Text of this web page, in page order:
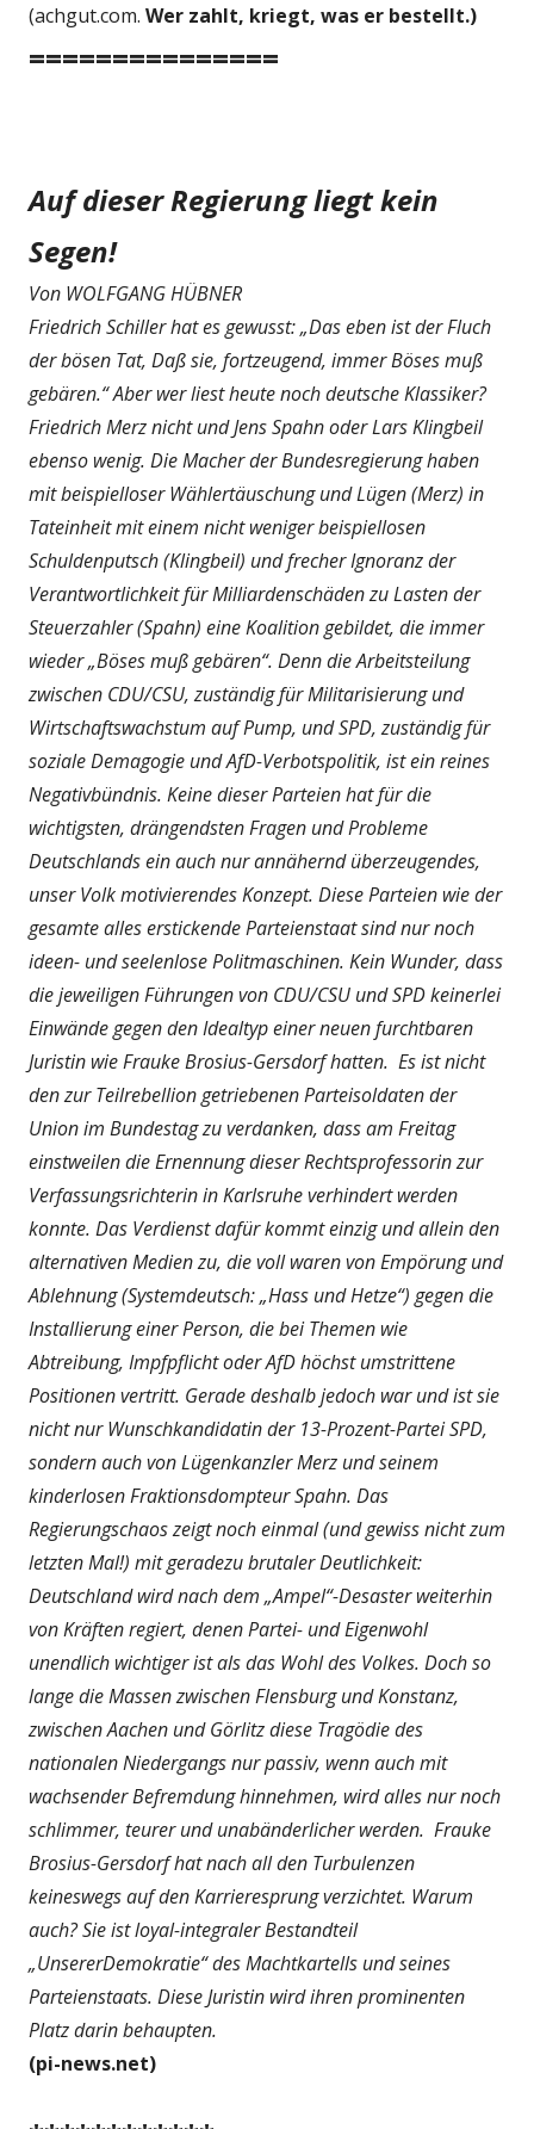
(achgut.com. Wer zahlt, kriegt, was er bestellt.)
===============
Auf dieser Regierung liegt kein
Segen!
Von WOLFGANG HÜBNER
Friedrich Schiller hat es gewusst: „Das eben ist der Fluch
der bösen Tat, Daß sie, fortzeugend, immer Böses muß
gebären.“ Aber wer liest heute noch deutsche Klassiker?
Friedrich Merz nicht und Jens Spahn oder Lars Klingbeil
ebenso wenig. Die Macher der Bundesregierung haben
mit beispielloser Wählertäuschung und Lügen (Merz) in
Tateinheit mit einem nicht weniger beispiellosen
Schuldenputsch (Klingbeil) und frecher Ignoranz der
Verantwortlichkeit für Milliardenschäden zu Lasten der
Steuerzahler (Spahn) eine Koalition gebildet, die immer
wieder „Böses muß gebären“. Denn die Arbeitsteilung
zwischen CDU/CSU, zuständig für Militarisierung und
Wirtschaftswachstum auf Pump, und SPD, zuständig für
soziale Demagogie und AfD-Verbotspolitik, ist ein reines
Negativbündnis. Keine dieser Parteien hat für die
wichtigsten, drängendsten Fragen und Probleme
Deutschlands ein auch nur annähernd überzeugendes,
unser Volk motivierendes Konzept. Diese Parteien wie der
gesamte alles erstickende Parteienstaat sind nur noch
ideen- und seelenlose Politmaschinen. Kein Wunder, dass
die jeweiligen Führungen von CDU/CSU und SPD keinerlei
Einwände gegen den Idealtyp einer neuen furchtbaren
Juristin wie Frauke Brosius-Gersdorf hatten. Es ist nicht
den zur Teilrebellion getriebenen Parteisoldaten der
Union im Bundestag zu verdanken, dass am Freitag
einstweilen die Ernennung dieser Rechtsprofessorin zur
Verfassungsrichterin in Karlsruhe verhindert werden
konnte. Das Verdienst dafür kommt einzig und allein den
alternativen Medien zu, die voll waren von Empörung und
Ablehnung (Systemdeutsch: „Hass und Hetze“) gegen die
Installierung einer Person, die bei Themen wie
Abtreibung, Impfpflicht oder AfD höchst umstrittene
Positionen vertritt. Gerade deshalb jedoch war und ist sie
nicht nur Wunschkandidatin der 13-Prozent-Partei SPD,
sondern auch von Lügenkanzler Merz und seinem
kinderlosen Fraktionsdompteur Spahn. Das
Regierungschaos zeigt noch einmal (und gewiss nicht zum
letzten Mal!) mit geradezu brutaler Deutlichkeit:
Deutschland wird nach dem „Ampel“-Desaster weiterhin
von Kräften regiert, denen Partei- und Eigenwohl
unendlich wichtiger ist als das Wohl des Volkes. Doch so
lange die Massen zwischen Flensburg und Konstanz,
zwischen Aachen und Görlitz diese Tragödie des
nationalen Niedergangs nur passiv, wenn auch mit
wachsender Befremdung hinnehmen, wird alles nur noch
schlimmer, teurer und unabänderlicher werden. Frauke
Brosius-Gersdorf hat nach all den Turbulenzen
keineswegs auf den Karrieresprung verzichtet. Warum
auch? Sie ist loyal-integraler Bestandteil
„UnsererDemokratie“ des Machtkartells und seines
Parteienstaats. Diese Juristin wird ihren prominenten
Platz darin behaupten.
(pi-news.net)